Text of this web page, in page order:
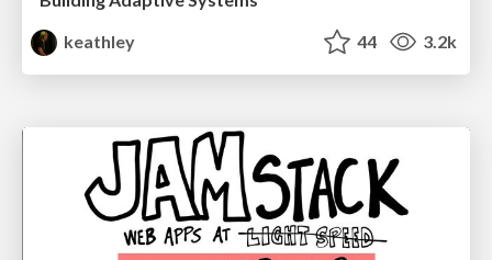
keathley
44 3.2k